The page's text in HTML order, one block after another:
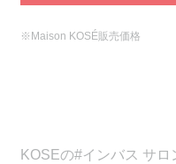
※Maison KOSÉ販売価格
KOSEの#インバス サ